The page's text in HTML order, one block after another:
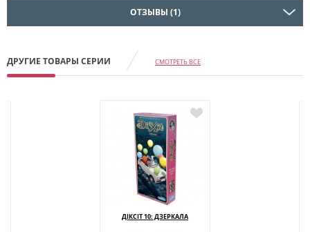
ОТЗЫВЫ (1)
ДРУГИЕ ТОВАРЫ СЕРИИ СМОТРЕТЬ ВСЕ
ДІКСІТ 10: ДЗЕРКАЛА